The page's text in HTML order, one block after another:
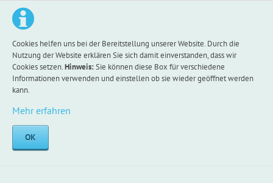
Cookies helfen uns bei der Bereitstellung unserer Website. Durch die
Nutzung der Website erklären Sie sich damit einverstanden, dass wir
Cookies setzen.Hinweis:Sie können diese Box für verschiedene
Informationen verwenden und einstellen ob sie wieder geöffnet werden
kann.
Mehr erfahren
OK